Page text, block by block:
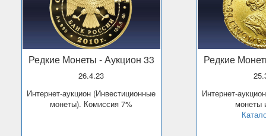
Редкие Монеты - Аукцион 33
26.4.23
Интернет-аукцион (Инвестиционные
монеты). Комиссия 7%
Редкие
Интернет-аукциона. Коллекционные
монеты